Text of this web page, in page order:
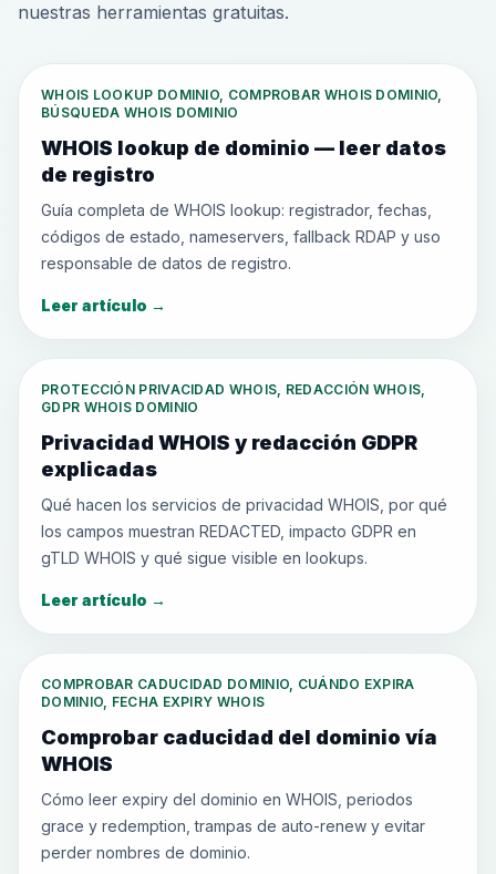
nuestras herramientas gratuitas.
WHOIS LOOKUP DOMINIO, COMPROBAR WHOIS DOMINIO,
BÚSQUEDA WHOIS DOMINIO
WHOIS lookup de dominio — leer datos
de registro
Guía completa de WHOIS lookup: registrador, fechas,
códigos de estado, nameservers, fallback RDAP y uso
responsable de datos de registro.
Leer artículo →
PROTECCIÓN PRIVACIDAD WHOIS, REDACCIÓN WHOIS,
GDPR WHOIS DOMINIO
Privacidad WHOIS y redacción GDPR
explicadas
Qué hacen los servicios de privacidad WHOIS, por qué
los campos muestran REDACTED, impacto GDPR en
gTLD WHOIS y qué sigue visible en lookups.
Leer artículo →
COMPROBAR CADUCIDAD DOMINIO, CUÁNDO EXPIRA
DOMINIO, FECHA EXPIRY WHOIS
Comprobar caducidad del dominio vía
WHOIS
Cómo leer expiry del dominio en WHOIS, periodos
grace y redemption, trampas de auto-renew y evitar
perder nombres de dominio.